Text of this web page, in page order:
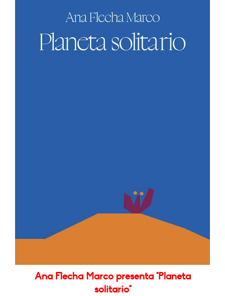
Ana Flecha Marco presenta "Planeta
solitario"